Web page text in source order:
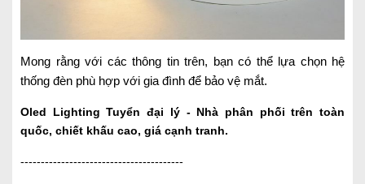
Mong rằng với các thông tin trên, bạn có thể lựa chọn hệ
thống đèn phù hợp với gia đình để bảo vệ mắt.
Oled Lighting Tuyển đại lý - Nhà phân phối trên toàn
quốc, chiết khấu cao, giá cạnh tranh.
----------------------------------------